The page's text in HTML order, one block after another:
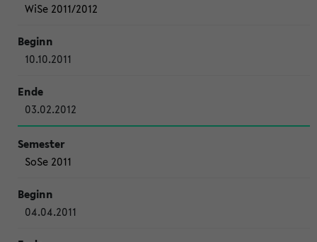
WiSe 2011/2012
10.10.2011
03.02.2012
SoSe 2011
04.04.2011